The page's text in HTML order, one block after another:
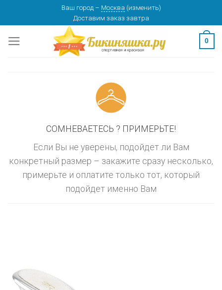
content
Ваш город – Москва (изменить)
Доставим заказ завтра
0
СОМНЕВАЕТЕСЬ ? ПРИМЕРЬТЕ!
Если Вы не уверены, подойдет ли Вам
конкретный размер – закажите сразу несколько,
примерьте и оплатите только тот, который
подойдет именно Вам
изменить